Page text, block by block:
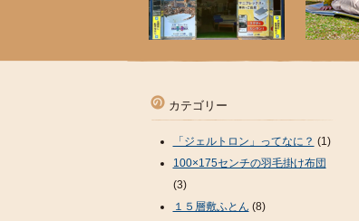
カテゴリー
「ジェルトロン」ってなに？ (1)
100×175センチの羽毛掛け布団
(3)
１５層敷ふとん (8)